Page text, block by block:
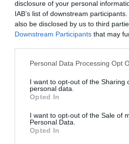
disclosure of your personal
IAB’s list of downstream
also be disclosed by us to third
Downstream Participants that may
Personal Data Processing Opt
I want to opt-out of the Sharing
personal data.
Opted In
I want to opt-out of the Sale of
Personal Data.
Opted In